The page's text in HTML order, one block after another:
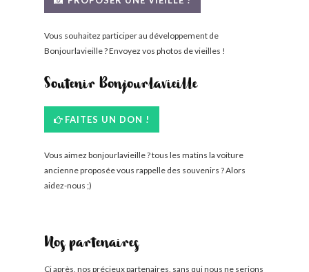
Vous souhaitez participer au développement de
Bonjourlavieille ? Envoyez vos photos de vieilles !
Soutenir Bonjourlavieille
FAITES UN DON !
Vous aimez bonjourlavieille ? tous les matins la voiture
ancienne proposée vous rappelle des souvenirs ? Alors
aidez-nous ;)
Nos partenaires
Ci après, nos précieux partenaires, sans qui nous ne serions